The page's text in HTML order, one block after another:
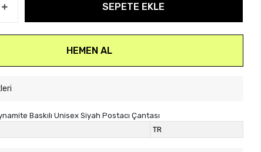
SEPETE EKLE
HEMEN AL
Baskılı Unisex Siyah Postacı Çantası
TR